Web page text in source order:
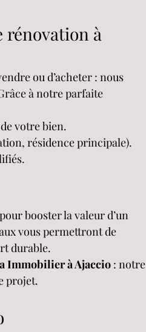
rénovation à
ou d’acheter : nous
à notre parfaite
votre bien.
résidence principale).
booster la valeur d’un
vous permettront de
durable.
Immobilier à Ajaccio : notre
projet.